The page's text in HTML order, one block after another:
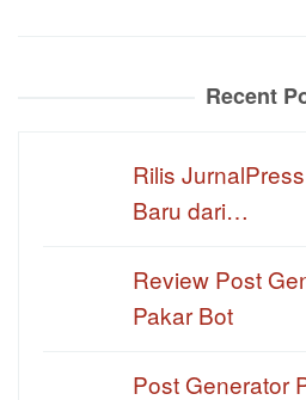
Recent
Rilis
Baru dari…
Review Post
Pakar Bot
Post Generator